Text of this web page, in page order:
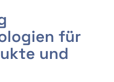
für
und